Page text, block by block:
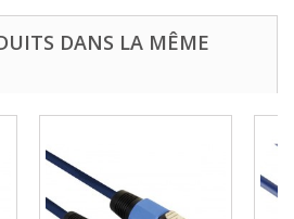
DANS LA MÊME